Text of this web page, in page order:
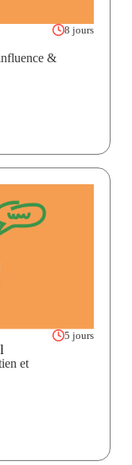
8 jours
&
5 jours
et